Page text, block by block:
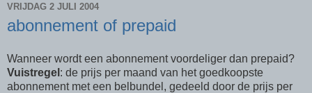
VRIJDAG 2 JULI 2004
abonnement of prepaid
Wanneer wordt een abonnement voordeliger dan prepaid?
Vuistregel : de prijs per maand van het goedkoopste
abonnement met een belbundel, gedeeld door de prijs per